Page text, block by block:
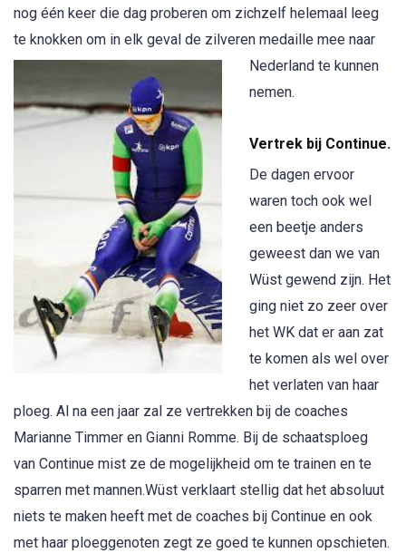
nog één keer die dag proberen om zichzelf helemaal leeg
te knokken om in elk geval de zilveren medaille mee naar
Nederland te kunnen
nemen.
Vertrek bij Continue.
De dagen ervoor
waren toch ook wel
een beetje anders
geweest dan we van
Wüst gewend zijn. Het
ging niet zo zeer over
het WK dat er aan zat
te komen als wel over
het verlaten van haar
ploeg. Al na een jaar zal ze vertrekken bij de coaches
Marianne Timmer en Gianni Romme. Bij de schaatsploeg
van Continue mist ze de mogelijkheid om te trainen en te
sparren met mannen.Wüst verklaart stellig dat het absoluut
niets te maken heeft met de coaches bij Continue en ook
met haar ploeggenoten zegt ze goed te kunnen opschieten.